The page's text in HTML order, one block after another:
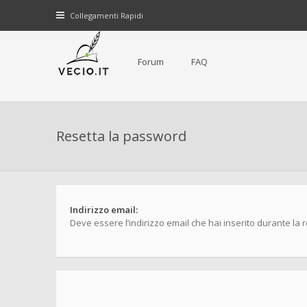
Collegamenti Rapidi
Forum FAQ
Resetta la password
Indirizzo email:
Deve essere l’indirizzo email che hai inserito durante la